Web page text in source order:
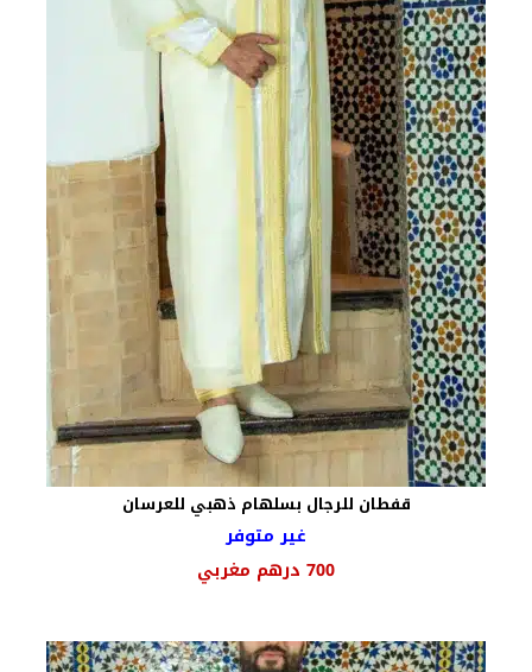
قفطان للرجال بسلهام ذهبي للعرسان
غير متوفر
السعر
850 درهم
700 درهم مغربي
700 درهم